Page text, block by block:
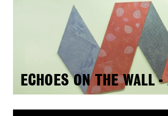
ECHOES ON THE WALL